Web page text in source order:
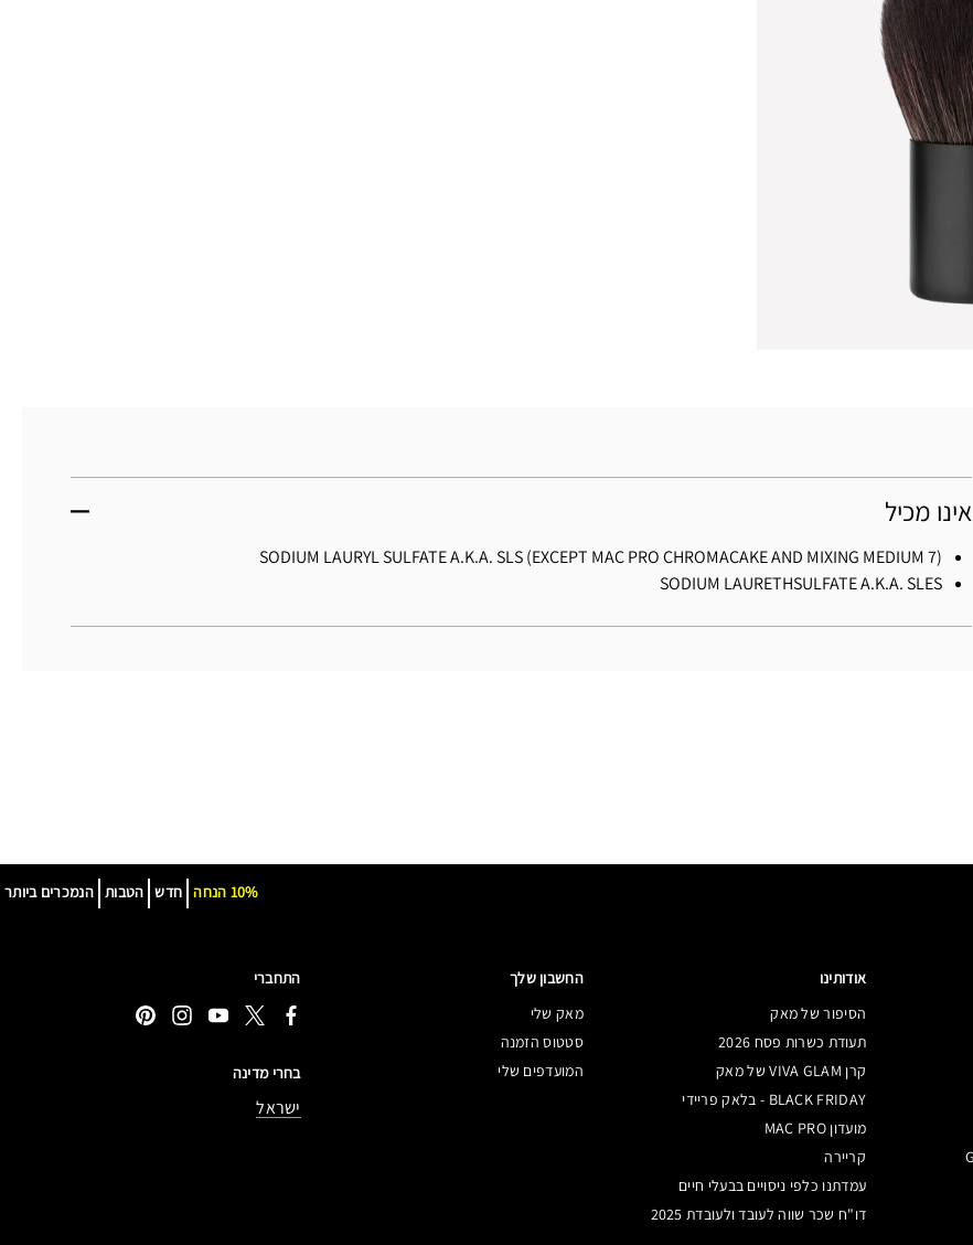
אינו מכיל
SODIUM LAURYL SULFATE A.K.A. SLS (EXCEPT MAC PRO CHROMACAKE AND MIXING MEDIUM 7)
SODIUM LAURETHSULFATE A.K.A. SLES
הנמכרים ביותר הטבות חדש 10% הנחה
אודותינו
הסיפור של מאק
תעודת כשרות פסח 2026
קרן VIVA GLAM של מאק
BLACK FRIDAY - בלאק פריידי
מועדון MAC PRO
קריירה
עמדתנו כלפי ניסויים בבעלי חיים
דו"ח שכר שווה לעובד ולעובדת 2025
החשבון שלך
מאק שלי
סטטוס הזמנה
המועדפים שלי
התחברי
בחרי מדינה
ישראל